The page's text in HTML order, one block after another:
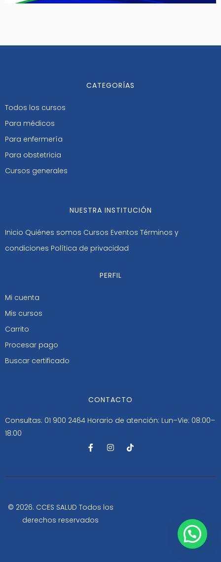
CATEGORÍAS
Todos los cursos
Para médicos
Para enfermería
Para obstetricia
Cursos generales
NUESTRA INSTITUCIÓN
Inicio Quiénes somos Cursos Eventos Términos y
condiciones Política de privacidad
PERFIL
Mi cuenta
Mis cursos
Carrito
Procesar pago
Buscar certificado
CONTACTO
Consultas: 01 900 2464 Horario de atención: Lun–Vie: 08:00–
18:00
F
a
b
-
I
n
a
m
T
i
o
© 2026. CCES SALUD Todos los
derechos reservados